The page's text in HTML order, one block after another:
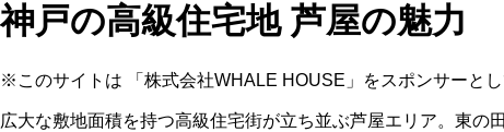
神戸の高級住宅地 芦屋の魅力
※このサイトは 「株式会社WHALE HOUSE」をスポンサーと
広大な敷地面積を持つ高級住宅街が立ち並ぶ芦屋エリア。東